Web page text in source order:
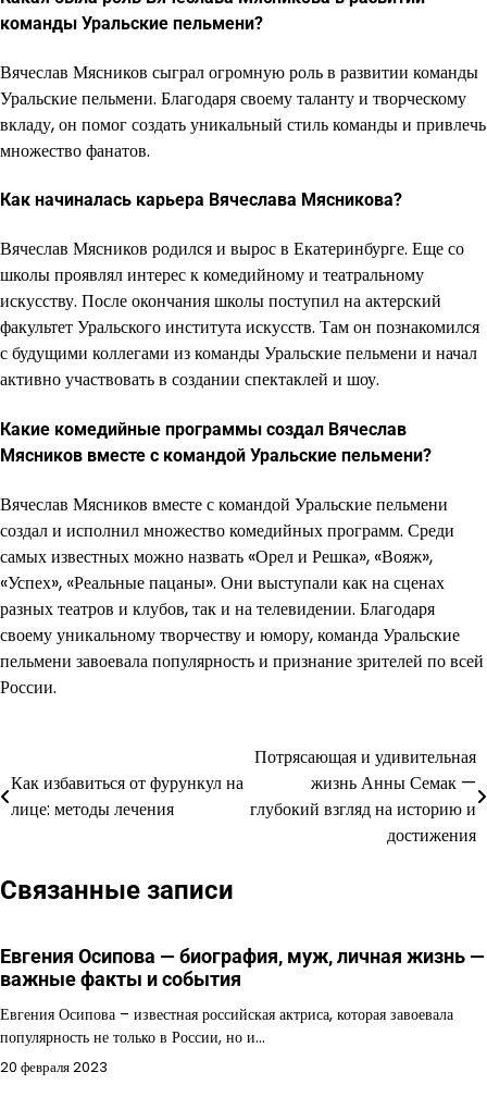
команды Уральские пельмени?
Вячеслав Мясников сыграл огромную роль в развитии команды
Уральские пельмени. Благодаря своему таланту и творческому
вкладу, он помог создать уникальный стиль команды и привлечь
множество фанатов.
Как начиналась карьера Вячеслава Мясникова?
Вячеслав Мясников родился и вырос в Екатеринбурге. Еще со
школы проявлял интерес к комедийному и театральному
искусству. После окончания школы поступил на актерский
факультет Уральского института искусств. Там он познакомился
с будущими коллегами из команды Уральские пельмени и начал
активно участвовать в создании спектаклей и шоу.
Какие комедийные программы создал Вячеслав
Мясников вместе с командой Уральские пельмени?
Вячеслав Мясников вместе с командой Уральские пельмени
создал и исполнил множество комедийных программ. Среди
самых известных можно назвать «Орел и Решка», «Вояж»,
«Успех», «Реальные пацаны». Они выступали как на сценах
разных театров и клубов, так и на телевидении. Благодаря
своему уникальному творчеству и юмору, команда Уральские
пельмени завоевала популярность и признание зрителей по всей
России.
по
Как избавиться от фурункул на
лице: методы лечения
Потрясающая и удивительная
жизнь Анны Семак —
глубокий взгляд на историю и
достижения
Связанные записи
Евгения Осипова — биография, муж, личная жизнь —
важные факты и события
Евгения Осипова – известная российская актриса, которая завоевала
популярность не только в России, но и…
20 февраля 2023